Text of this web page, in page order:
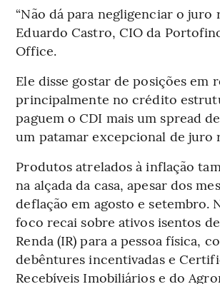
“Não dá para negligenciar o juro
Eduardo Castro, CIO da
Office.
Ele disse gostar de posições em
principalmente no crédito
paguem o CDI mais um spread de
um patamar excepcional de juro
Produtos atrelados à inflação
na alçada da casa, apesar dos
deflação em agosto e setembro.
foco recai sobre ativos isentos
Renda (IR) para a pessoa física,
debêntures incentivadas e
Recebíveis Imobiliários e do